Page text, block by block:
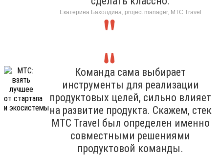
Екатерина Бахолдина, project manager, МТС Travel
Команда сама выбирает
инструменты для реализации
продуктовых целей, сильно влияет
на развитие продукта. Скажем, стек
МТС Travel был определен именно
совместными решениями
продуктовой команды.